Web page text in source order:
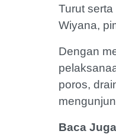
Turut
Wiyana,
Dengan
poros,
Baca